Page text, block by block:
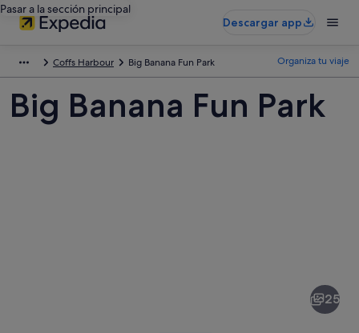
Pasar a la sección principal
Descargar app
Coffs Harbour Big Banana Fun Park Organiza tu viaje
Big Banana Fun Park
25